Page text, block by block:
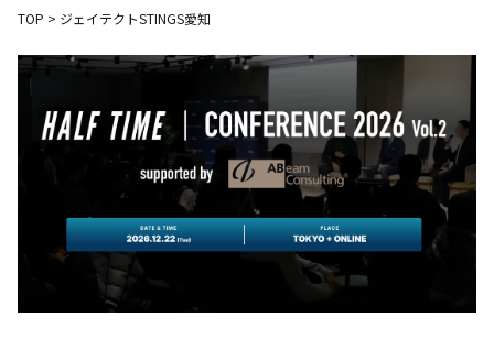
TOP > ジェイテクトSTINGS愛知